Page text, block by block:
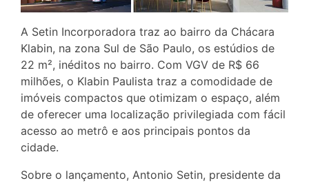
A Setin Incorporadora traz ao bairro da Chácara
Klabin, na zona Sul de São Paulo, os estúdios de
22 m², inéditos no bairro. Com VGV de R$ 66
milhões, o Klabin Paulista traz a comodidade de
imóveis compactos que otimizam o espaço, além
de oferecer uma localização privilegiada com fácil
acesso ao metrô e aos principais pontos da
cidade.
Sobre o lançamento, Antonio Setin, presidente da